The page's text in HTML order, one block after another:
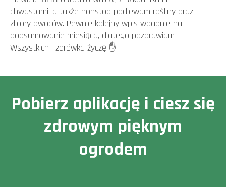
chwastami, a także nonstop podlewam rośliny oraz
zbiory owoców. Pewnie kolejny wpis wpadnie na
podsumowanie miesiąca, dlatego pozdrawiam
Wszystkich i zdrówka życzę ✋
Pobierz aplikację i ciesz się
zdrowym pięknym
ogrodem